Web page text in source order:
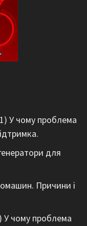
У чому проблема
для
Причини і
чому проблема